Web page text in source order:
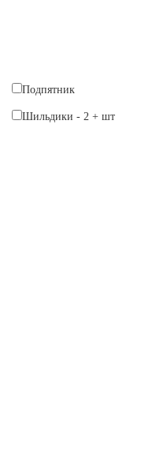
Подпятник
Шильдики - 2 + шт